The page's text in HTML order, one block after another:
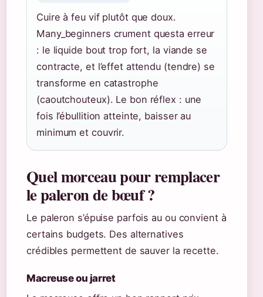
Cuire à feu vif plutôt que doux.
Many_beginners crument questa erreur
: le liquide bout trop fort, la viande se
contracte, et l’effet attendu (tendre) se
transforme en catastrophe
(caoutchouteux). Le bon réflex : une
fois l’ébullition atteinte, baisser au
minimum et couvrir.
Quel morceau pour remplacer
le paleron de bœuf ?
Le paleron s’épuise parfois au ou convient à
certains budgets. Des alternatives
crédibles permettent de sauver la recette.
Macreuse ou jarret